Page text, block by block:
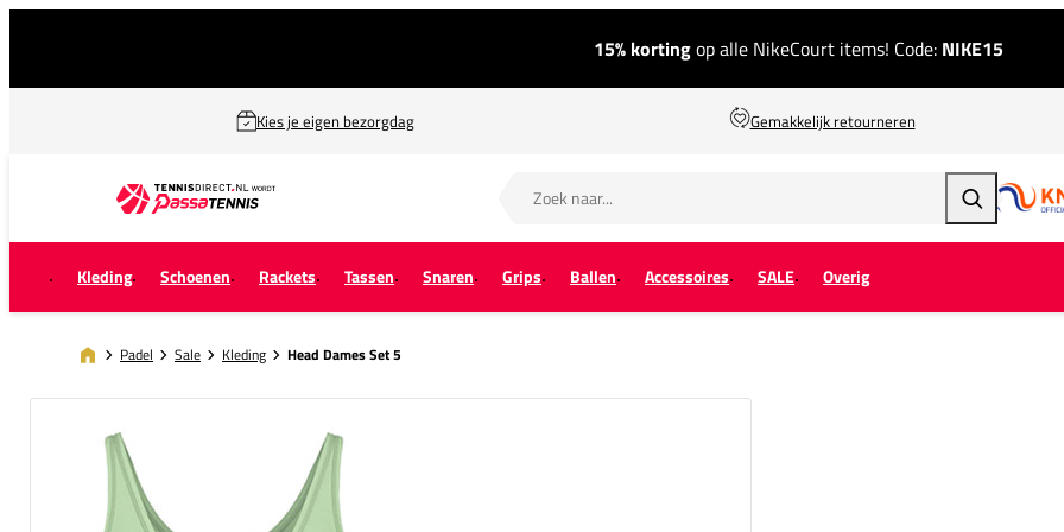
15% kortingop alle NikeCourt items! Code: NIKE15
Kies je eigen bezorgdag Gemakkelijk retourneren
Zoeken
Kleding Schoenen Rackets Tassen Snaren Grips Ballen Accessoires SALE Overig
Padel Sale Kleding Head Dames Set 5